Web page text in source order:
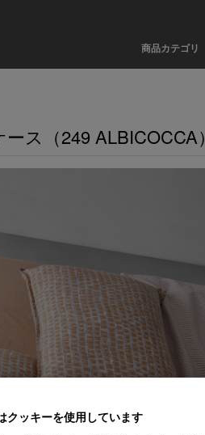
商品カテゴリ
ス（249 ALBICOCCA）
クッキーを使用しています